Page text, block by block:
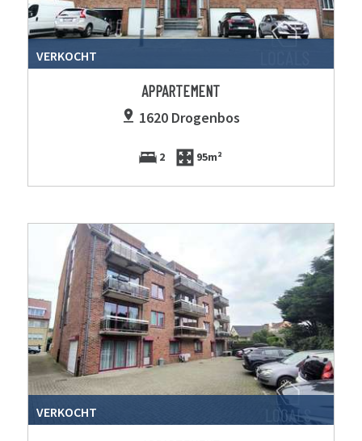
VERKOCHT
APPARTEMENT
1620 Drogenbos
2 95m²
VERKOCHT